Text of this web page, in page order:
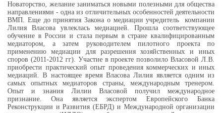
Новаторство, желание заниматься новыми полезными для общества
направлениями - одна из отличительных особенностей деятельности
ВМП. Еще до принятия Закона о медиации учредитель компании
Лилия Власова увлеклась медиацией. Прошла соответствующее
обучение в России и стала первым в стране квалифицированным
медиатором, а затем руководителем пилотного проекта по
применению медиации для разрешения хозяйственных и иных
споров (2011-2012 гг). Участие в проекте позволило Власовой Л.В.
приобрести практический опыт проведения коммерческих и иных
медиаций. В настоящее время Власова Лилия является одним из
самых опытных медиаторов страны, международным тренером.
Опыт и знания Лилии Власовой получил международное
признание. Она является экспертом Европейского Банка
Реконструкции и Развития (ЕБРД) и Международной организации